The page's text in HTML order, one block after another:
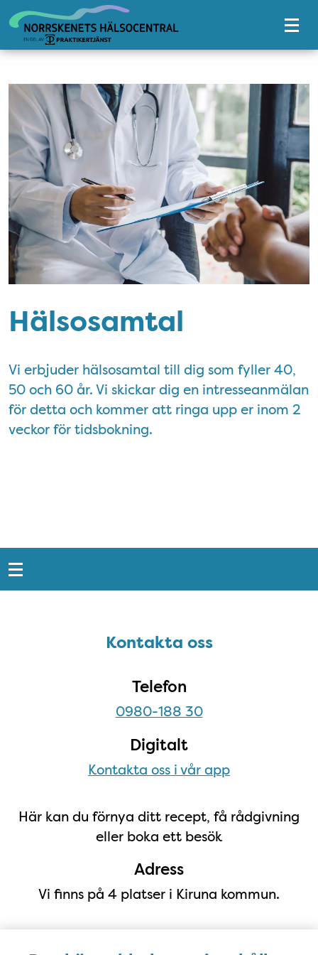
Tillgänglighetsmeny
Hälsosamtal
Vi erbjuder hälsosamtal till dig som fyller 40,
50 och 60 år. Vi skickar dig en intresseanmälan
för detta och kommer att ringa upp er inom 2
veckor för tidsbokning.
Snabblänkar
Kontakta ossKontakta oss
Telefon
0980-188 30
Digitalt
Kontakta oss i vår app
Här kan du förnya ditt recept, få rådgivning
eller boka ett besök
Adress
Vi finns på 4 platser i Kiruna kommun.